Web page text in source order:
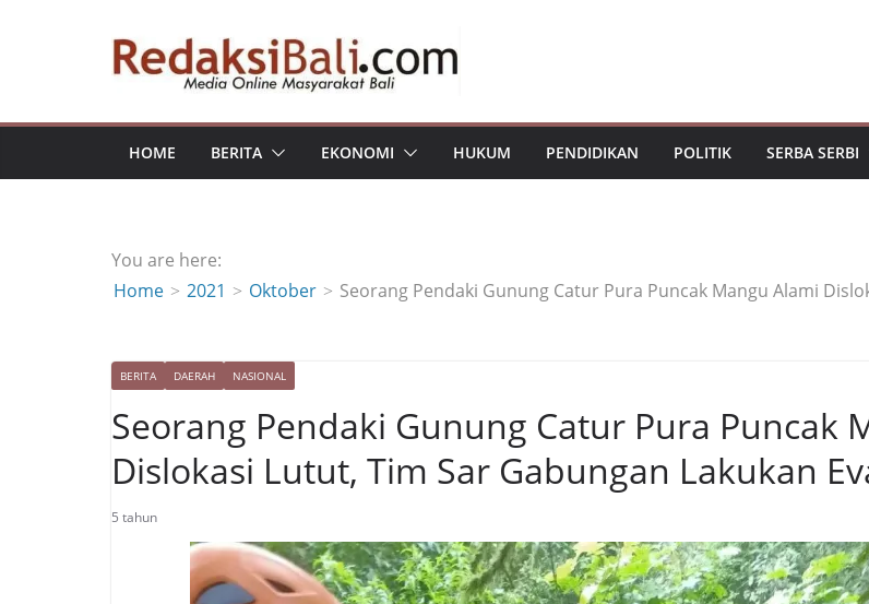
HOME BERITA EKONOMI HUKUM PENDIDIKAN POLITIK SERBA SERBI
You are here:
Home
2021 Oktober Seorang Pendaki Gunung Catur Pura Puncak Mangu Alami
BERITA DAERAH NASIONAL
Seorang Pendaki Gunung Catur Pura Puncak
Dislokasi Lutut, Tim Sar Gabungan Lakukan
5 tahun